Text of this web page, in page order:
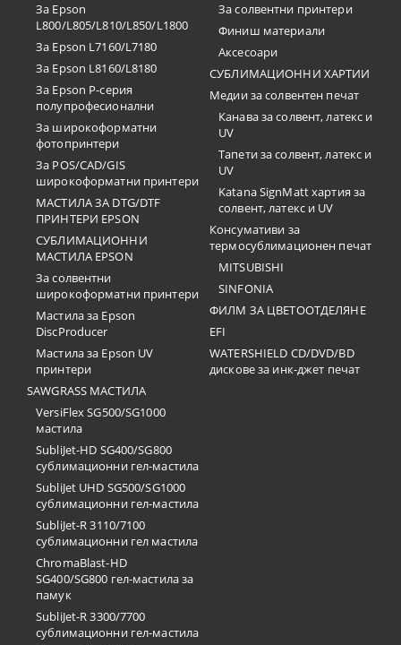
За Epson
L800/L805/L810/L850/L1800
За Epson L7160/L7180
За Epson L8160/L8180
За Epson P-серия
полупрофесионални
За широкоформатни
фотопринтери
За POS/CAD/GIS
широкоформатни принтери
МАСТИЛА ЗА DTG/DTF
ПРИНТЕРИ EPSON
СУБЛИМАЦИОННИ
МАСТИЛА EPSON
За солвентни
широкоформатни принтери
Мастила за Epson
DiscProducer
Мастила за Epson UV
принтери
SAWGRASS МАСТИЛА
VersiFlex SG500/SG1000
мастила
SubliJet-HD SG400/SG800
сублимационни гел-мастила
SubliJet UHD SG500/SG1000
сублимационни гел-мастила
SubliJet-R 3110/7100
сублимационни гел мастила
ChromaBlast-HD
SG400/SG800 гел-мастила за
памук
SubliJet-R 3300/7700
сублимационни гел-мастила
За солвентни принтери
Финиш материали
Аксесоари
СУБЛИМАЦИОННИ ХАРТИИ
Медии за солвентен печат
Канава за солвент, латекс и
UV
Тапети за солвент, латекс и
UV
Katana SignMatt хартия за
солвент, латекс и UV
Консумативи за
термосублимационен печат
MITSUBISHI
SINFONIA
ФИЛМ ЗА ЦВЕТООТДЕЛЯНЕ
EFI
WATERSHIELD CD/DVD/BD
дискове за инк-джет печат